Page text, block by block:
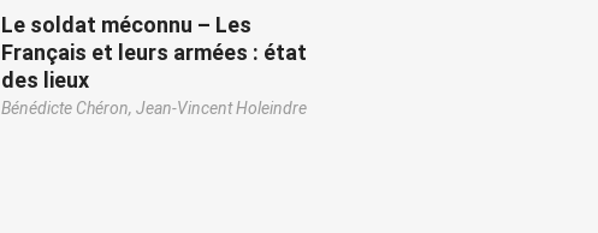
Le soldat méconnu – Les
Français et leurs armées : état
des lieux
Bénédicte Chéron, Jean-Vincent Holeindre